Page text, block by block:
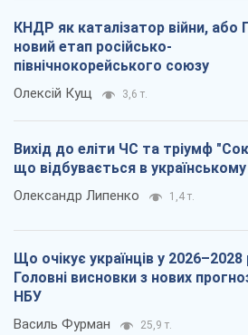
КНДР як каталізатор війни, або
новий етап російсько-
північнокорейського союзу
Олексій Кущ 3,6 т.
Вихід до еліти ЧС та тріумф
що відбувається в українському
Олександр Липенко 1,4 т.
Що очікує українців у 2026–2028
Головні висновки з нових
НБУ
Василь Фурман 25,9 т.